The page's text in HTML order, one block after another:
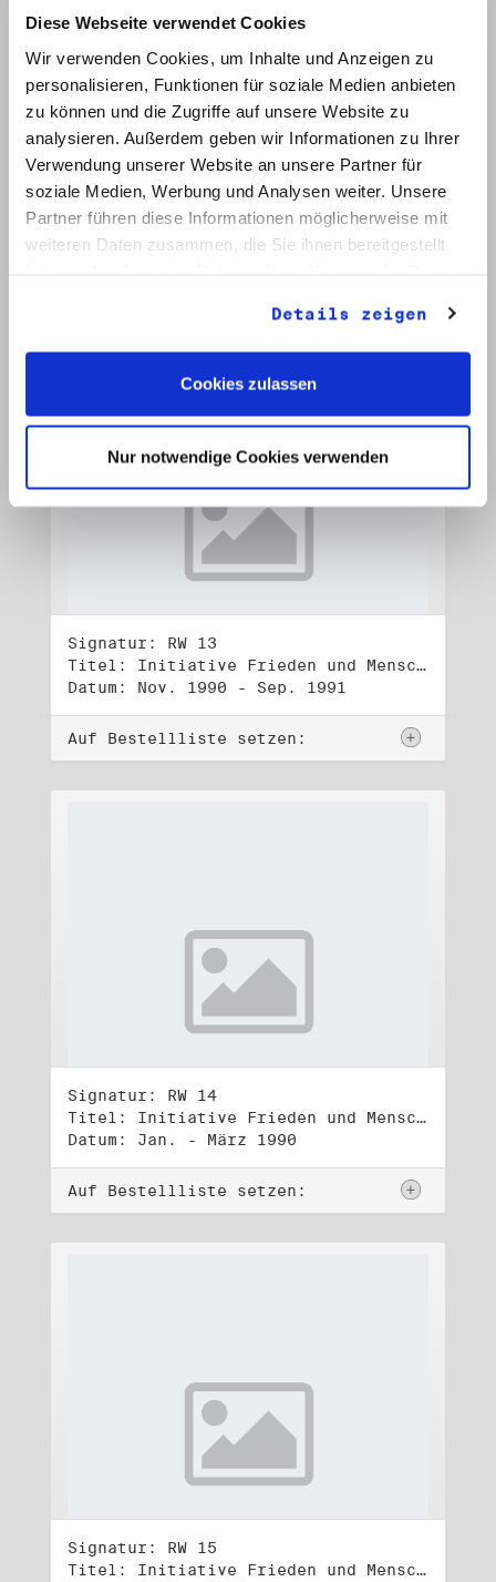
Diese Webseite verwendet Cookies
Wir verwenden Cookies, um Inhalte und Anzeigen zu
personalisieren, Funktionen für soziale Medien anbieten
zu können und die Zugriffe auf unsere Website zu
analysieren. Außerdem geben wir Informationen zu Ihrer
Verwendung unserer Website an unsere Partner für
soziale Medien, Werbung und Analysen weiter. Unsere
Partner führen diese Informationen möglicherweise mit
weiteren Daten zusammen, die Sie ihnen bereitgestellt
Details zeigen
Cookies zulassen
Nur notwendige Cookies verwenden
Signatur: RW 12
Titel: Initiative Frieden und Menschenrechte (2)
Datum: Mai - Nov. 1990
Signatur: RW 13
Titel: Initiative Frieden und Menschenrechte (3)
Datum: Nov. 1990 - Sep. 1991
Auf Bestellliste setzen:
Signatur: RW 14
Titel: Initiative Frieden und Menschenrechte, Volkskammerwahl 18.3.1990
Datum: Jan. - März 1990
Auf Bestellliste setzen:
Signatur: RW 15
Titel: Initiative Frieden und Menschenrechte, Veröffentlichungen